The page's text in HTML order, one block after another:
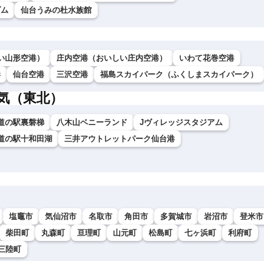
仙台うみの杜水族館
形空港） 庄内空港（おいしい庄内空港）
いわて花巻空港
仙台空港 三沢空港 福島スカイパーク（ふくしまスカイパーク）
東北）
の駅裏磐梯 八木山ベニーランド
Jヴィレッジスタジアム
の駅十和田湖
三井アウトレットパーク仙台港
塩竈市 気仙沼市 名取市 角田市 多賀城市 岩沼市
登米市
柴田町 丸森町 亘理町 山元町 松島町 七ヶ浜町
利府町
陸町